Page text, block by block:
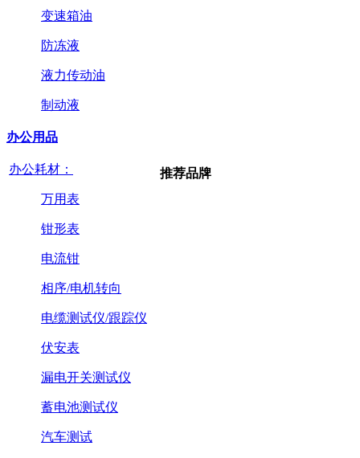
变速箱油
防冻液
液力传动油
制动液
办公用品
办公耗材：
万用表
钳形表
电流钳
相序/电机转向
电缆测试仪/跟踪仪
伏安表
漏电开关测试仪
蓄电池测试仪
汽车测试
推荐品牌